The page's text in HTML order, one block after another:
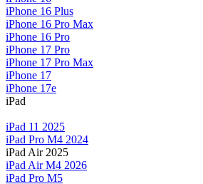
iPhone 16 Plus
iPhone 16 Pro Max
iPhone 16 Pro
iPhone 17 Pro
iPhone 17 Pro Max
iPhone 17
iPhone 17e
iPad
iPad 11 2025
iPad Pro M4 2024
iPad Air 2025
iPad Air M4 2026
iPad Pro M5